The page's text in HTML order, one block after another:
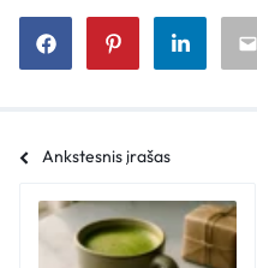
Ankstesnis įrašas